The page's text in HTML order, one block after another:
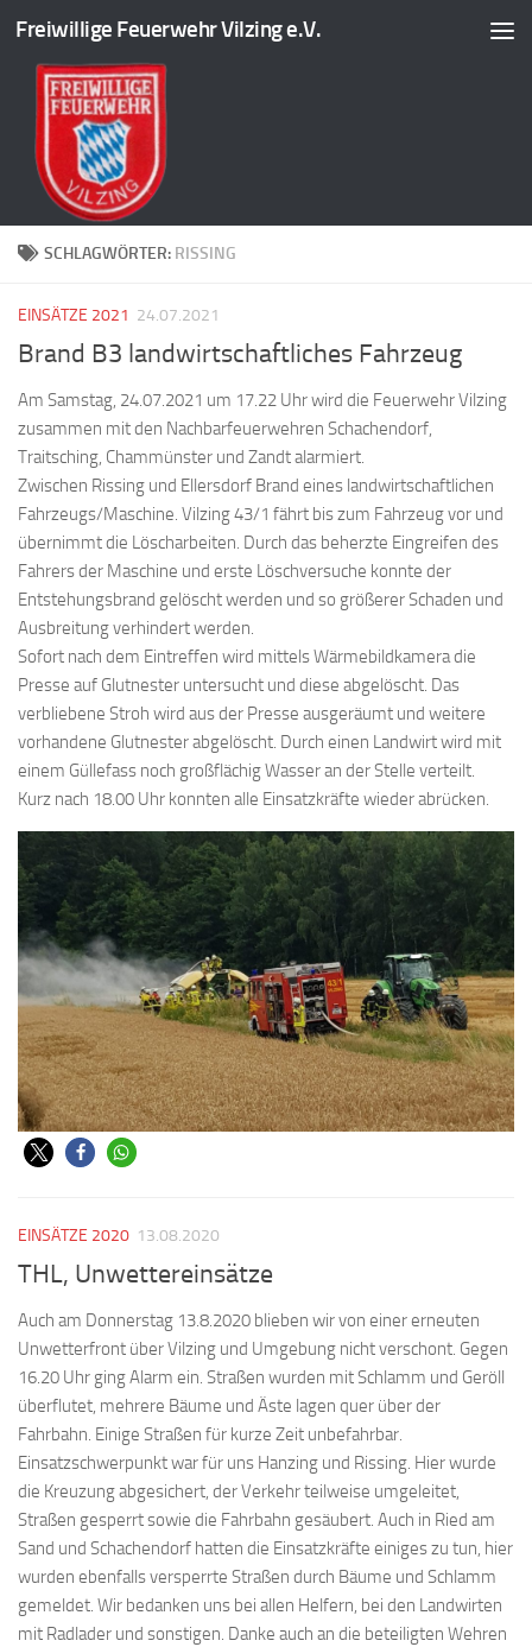
Zum Inhalt springen
Freiwillige Feuerwehr Vilzing e.V.
SCHLAGWÖRTER: RISSING
EINSÄTZE 2021 24.07.2021
Brand B3 landwirtschaftliches Fahrzeug
Am Samstag, 24.07.2021 um 17.22 Uhr wird die Feuerwehr Vilzing
zusammen mit den Nachbarfeuerwehren Schachendorf,
Traitsching, Chammünster und Zandt alarmiert.
Zwischen Rissing und Ellersdorf Brand eines landwirtschaftlichen
Fahrzeugs/Maschine. Vilzing 43/1 fährt bis zum Fahrzeug vor und
übernimmt die Löscharbeiten. Durch das beherzte Eingreifen des
Fahrers der Maschine und erste Löschversuche konnte der
Entstehungsbrand gelöscht werden und so größerer Schaden und
Ausbreitung verhindert werden.
Sofort nach dem Eintreffen wird mittels Wärmebildkamera die
Presse auf Glutnester untersucht und diese abgelöscht. Das
verbliebene Stroh wird aus der Presse ausgeräumt und weitere
vorhandene Glutnester abgelöscht. Durch einen Landwirt wird mit
einem Güllefass noch großflächig Wasser an der Stelle verteilt.
Kurz nach 18.00 Uhr konnten alle Einsatzkräfte wieder abrücken.
EINSÄTZE 2020 13.08.2020
THL, Unwettereinsätze
Auch am Donnerstag 13.8.2020 blieben wir von einer erneuten
Unwetterfront über Vilzing und Umgebung nicht verschont. Gegen
16.20 Uhr ging Alarm ein. Straßen wurden mit Schlamm und Geröll
überflutet, mehrere Bäume und Äste lagen quer über der
Fahrbahn. Einige Straßen für kurze Zeit unbefahrbar.
Einsatzschwerpunkt war für uns Hanzing und Rissing. Hier wurde
die Kreuzung abgesichert, der Verkehr teilweise umgeleitet,
Straßen gesperrt sowie die Fahrbahn gesäubert. Auch in Ried am
Sand und Schachendorf hatten die Einsatzkräfte einiges zu tun, hier
wurden ebenfalls versperrte Straßen durch Bäume und Schlamm
gemeldet. Wir bedanken uns bei allen Helfern, bei den Landwirten
mit Radlader und sonstigen. Danke auch an die beteiligten Wehren